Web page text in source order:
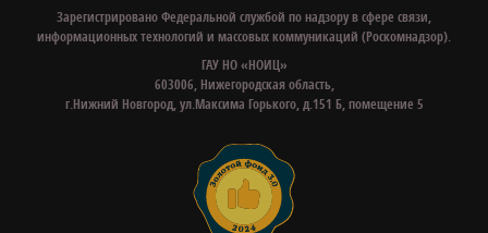
Зарегистрировано Федеральной службой по надзору в сфере связи,
информационных технологий и массовых коммуникаций (Роскомнадзор).
ГАУ НО «НОИЦ»
603006, Нижегородская область,
г.Нижний Новгород, ул.Максима Горького, д.151 Б, помещение 5